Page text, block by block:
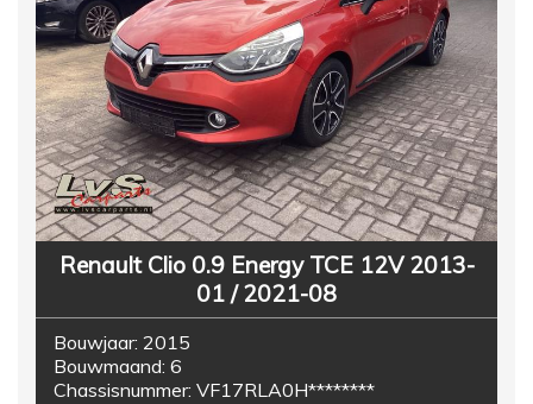
Renault Clio 0.9 Energy TCE 12V 2013-
01 / 2021-08
Bouwjaar: 2015
Bouwmaand: 6
Chassisnummer: VF17RLA0H********